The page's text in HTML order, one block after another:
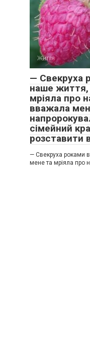
Життя
— Свекруха
наше життя,
мріяла про
вважала
сімейний
розставити
— Свекруха роками
мене та мріяла про